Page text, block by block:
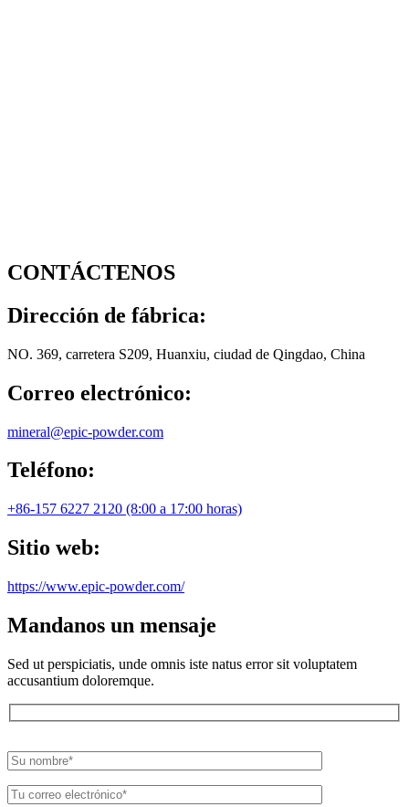
CONTÁCTENOS
Dirección de fábrica:
NO. 369, carretera S209, Huanxiu, ciudad de Qingdao, China
Correo electrónico:
mineral@epic-powder.com
Teléfono:
+86-157 6227 2120 (8:00 a 17:00 horas)
Sitio web:
https://www.epic-powder.com/
Mandanos un mensaje
Sed ut perspiciatis, unde omnis iste natus error sit voluptatem
accusantium doloremque.